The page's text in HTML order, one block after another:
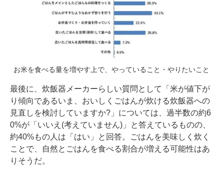
お米を食べる量を増やす上で、やっていること・やりたいこと
最後に、炊飯器メーカーらしい質問として「米が値下が
り傾向であるいま、おいしくごはんが炊ける炊飯器への
見直しを検討していますか?」については、過半数の約6
0%が「いいえ(考えていません)」と答えているものの、
約40%もの人は「はい」と回答。ごはんを美味しく炊く
ことで、自然とごはんを食べる割合が増える可能性はあ
りそうだ。